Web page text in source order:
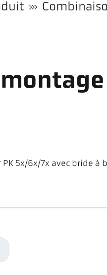
5x/6x/7x avec bride à